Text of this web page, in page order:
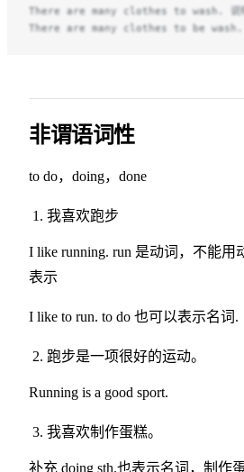
There are many clothes to wash. 说明
There are many clothes to be wash. 表
非谓语词性
to do，doing，done
我喜欢跑步
I like running. run 是动词，不能用
表示
I like to run. to do 也可以表示名词.
跑步是一项很好的运动。
Running is a good sport.
我喜欢制作蛋糕。
补充 doing sth.也表示名词，制作